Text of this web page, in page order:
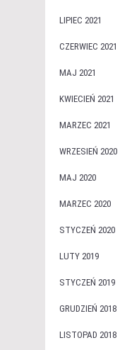
LIPIEC 2021
CZERWIEC 2021
MAJ 2021
KWIECIEŃ 2021
MARZEC 2021
WRZESIEŃ 2020
MAJ 2020
MARZEC 2020
STYCZEŃ 2020
LUTY 2019
STYCZEŃ 2019
GRUDZIEŃ 2018
LISTOPAD 2018